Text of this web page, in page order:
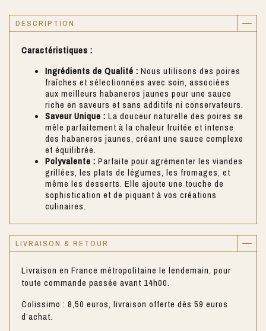
DESCRIPTION
Caractéristiques :
Ingrédients de Qualité : Nous utilisons des poires
fraîches et sélectionnées avec soin, associées
aux meilleurs habaneros jaunes pour une sauce
riche en saveurs et sans additifs ni conservateurs.
Saveur Unique : La douceur naturelle des poires se
mêle parfaitement à la chaleur fruitée et intense
des habaneros jaunes, créant une sauce complexe
et équilibrée.
Polyvalente : Parfaite pour agrémenter les viandes
grillées, les plats de légumes, les fromages, et
même les desserts. Elle ajoute une touche de
sophistication et de piquant à vos créations
culinaires.
LIVRAISON & RETOUR
Livraison en France métropolitaine le lendemain, pour
toute commande passée avant 14h00.
Colissimo : 8,50 euros, livraison offerte dès 59 euros
d’achat.